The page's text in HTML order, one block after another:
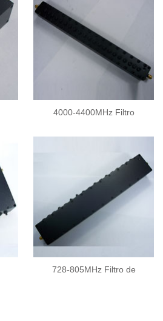
4000-4400MHz Filtro
728-805MHz Filtro de